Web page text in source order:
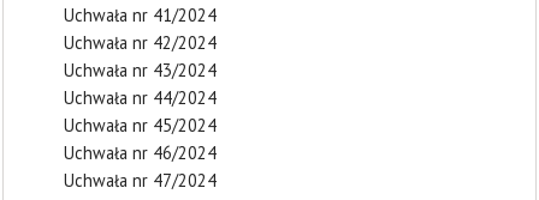
Uchwała nr 41/2024
Uchwała nr 42/2024
Uchwała nr 43/2024
Uchwała nr 44/2024
Uchwała nr 45/2024
Uchwała nr 46/2024
Uchwała nr 47/2024